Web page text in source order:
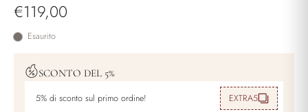
€119,00
Esaurito
SCONTO DEL 5%
5% di sconto sul primo ordine! EXTRA5